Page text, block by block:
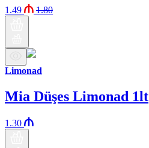
1.49 1.80
Limonad
Mia Düşes Limonad 1lt
1.30